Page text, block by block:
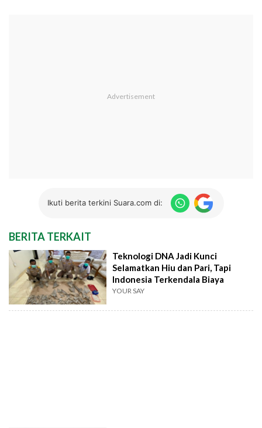
Ikuti berita terkini Suara.com di:
BERITA TERKAIT
Teknologi DNA Jadi Kunci
Selamatkan Hiu dan Pari, Tapi
Indonesia Terkendala Biaya
YOUR SAY